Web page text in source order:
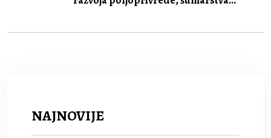
NAJNOVIJE